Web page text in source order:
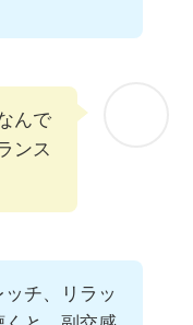
んで
ンス
チ、リラッ